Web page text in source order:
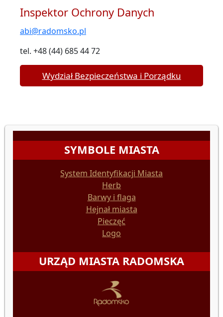
Inspektor Ochrony Danych
abi@radomsko.pl
tel. +48 (44) 685 44 72
Wydział Bezpieczeństwa i Porządku
SYMBOLE MIASTA
System Identyfikacji Miasta
Herb
Barwy i flaga
Hejnał miasta
Pieczęć
Logo
URZĄD MIASTA RADOMSKA